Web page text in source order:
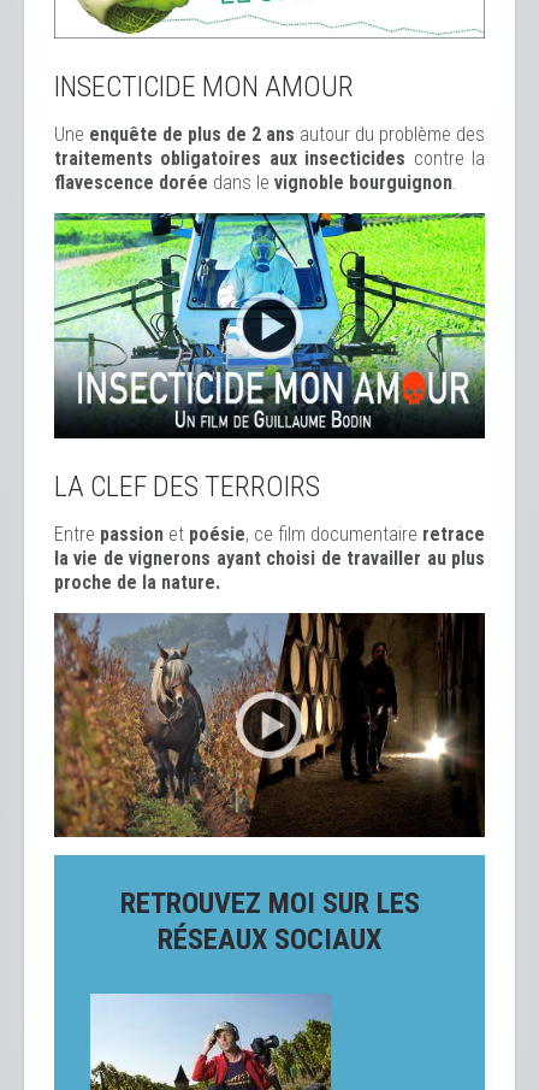
INSECTICIDE MON AMOUR
Une enquête de plus de 2 ans autour du problème des
traitements obligatoires aux insecticides contre la
flavescence dorée dans le vignoble bourguignon
LA CLEF DES TERROIRS
Entre passion et poésie, ce film documentaire retrace
la vie de vignerons ayant choisi de travailler au plus
proche de la nature.
RETROUVEZ MOI SUR LES
RÉSEAUX SOCIAUX